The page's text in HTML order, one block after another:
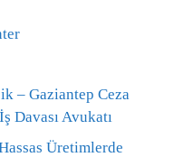
– Gaziantep Ceza
Davası Avukatı
Üretimlerde